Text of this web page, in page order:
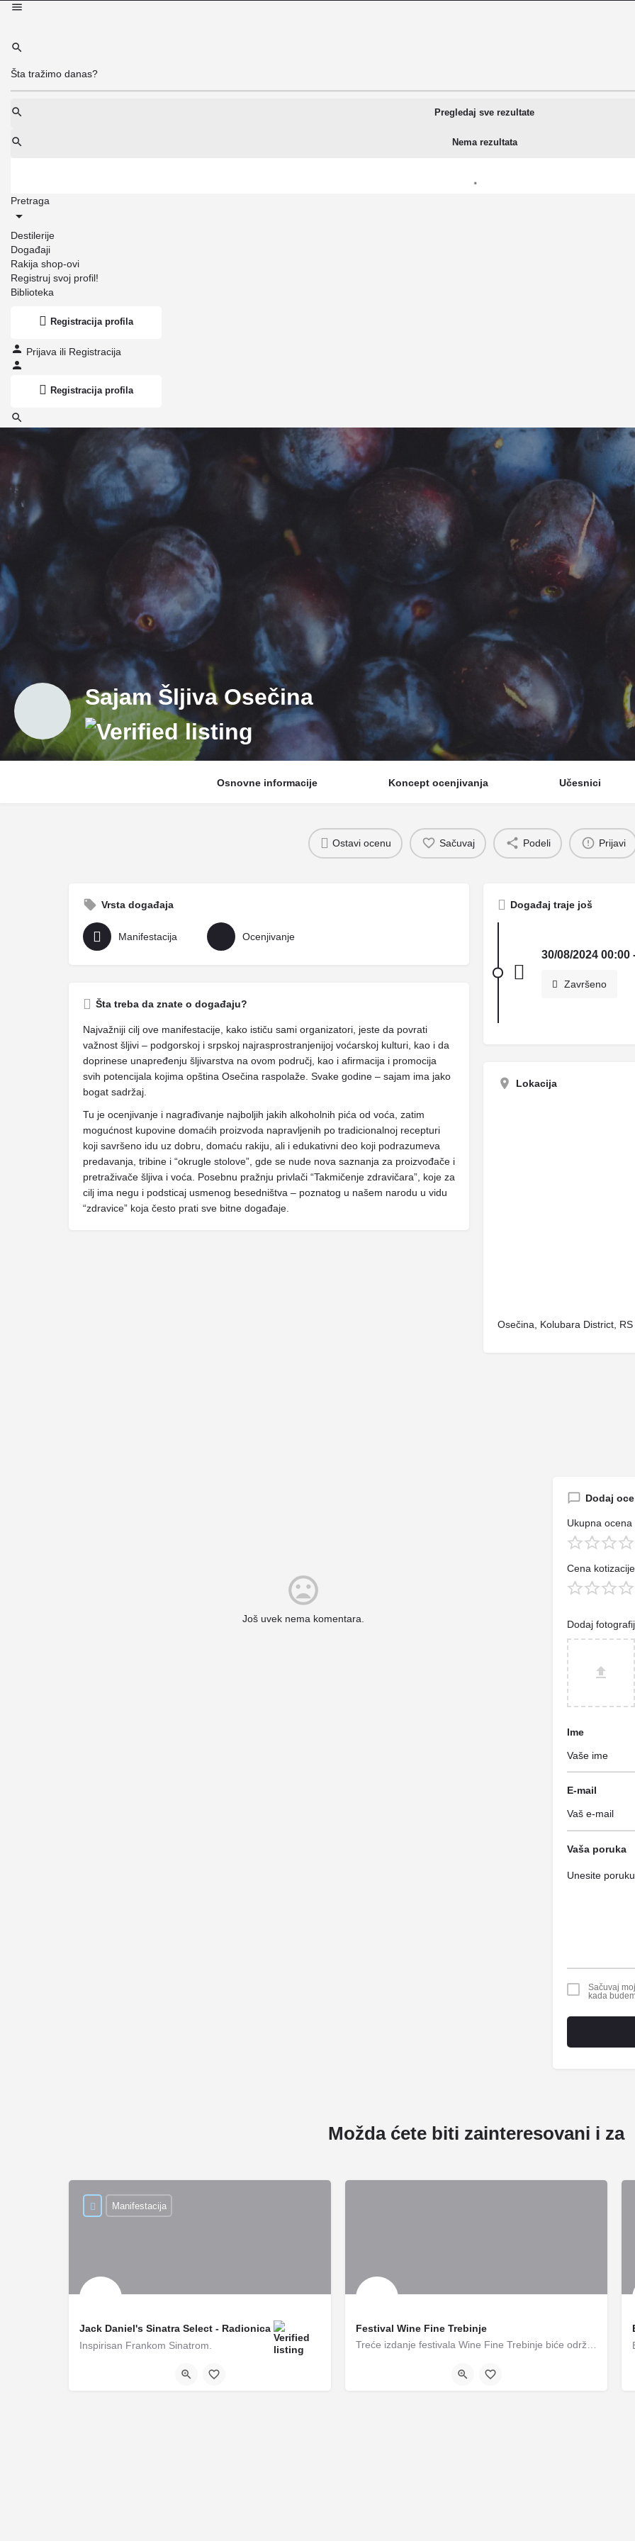
Pregledaj sve rezultate
Nema rezultata
Pretraga
Destilerije
Događaji
Rakija shop-ovi
Registruj svoj profil!
Biblioteka
Registracija profila
Prijava ili Registracija
Registracija profila
Sajam Šljiva Osečina
Osnovne informacije Koncept ocenjivanja Učesnici
Ostavi ocenu Sačuvaj Podeli Prijavi
Vrsta događaja
Manifestacija Ocenjivanje
Šta treba da znate o događaju?
Najvažniji cilj ove manifestacije, kako ističu sami organizatori, jeste da povrati
važnost šljivi – podgorskoj i srpskoj najrasprostranjenijoj voćarskoj kulturi, kao i da
doprinese unapređenju šljivarstva na ovom područj, kao i afirmacija i promocija
svih potencijala kojima opština Osečina raspolaže. Svake godine – sajam ima jako
bogat sadržaj.
Tu je ocenjivanje i nagrađivanje najboljih jakih alkoholnih pića od voća, zatim
mogućnost kupovine domaćih proizvoda napravljenih po tradicionalnoj recepturi
koji savršeno idu uz dobru, domaću rakiju, ali i edukativni deo koji podrazumeva
predavanja, tribine i “okrugle stolove”, gde se nude nova saznanja za proizvođače i
pretraživače šljiva i voća. Posebnu pražnju privlači “Takmičenje zdravičara”, koje za
cilj ima negu i podsticaj usmenog besedništva – poznatog u našem narodu u vidu
“zdravice” koja često prati sve bitne događaje.
Događaj traje još
30/08/2024 00:00
Završeno
Lokacija
Osečina, Kolubara District, RS
Još uvek nema komentara.
Dodaj
Ukupna ocena
Cena
Dodaj
Ime
E-mail
Vaša poruka
Sačuvaj
kada
Možda ćete biti zainteresovani i za
Jack Daniel's Sinatra Select - Radionica
Inspirisan Frankom Sinatrom.
Manifestacija
Festival Wine Fine Trebinje
Treće izdanje festivala Wine Fine Trebinje biće održano 2. maja, čime se nastavlja kontinuitet i razvoj…